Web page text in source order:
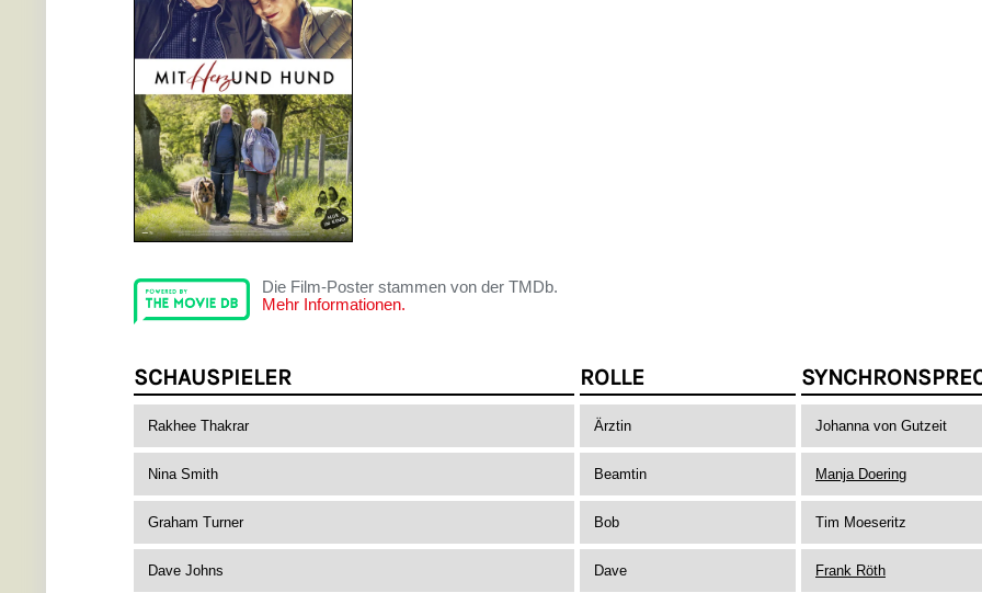
Die Film-Poster stammen von der TMDb.
Mehr Informationen.
SCHAUSPIELER ROLLE
Rakhee Thakrar Ärztin Johanna von Gutzeit
Nina Smith Beamtin Manja Doering
Graham Turner Bob Tim Moeseritz
Dave Johns Dave Frank Röth